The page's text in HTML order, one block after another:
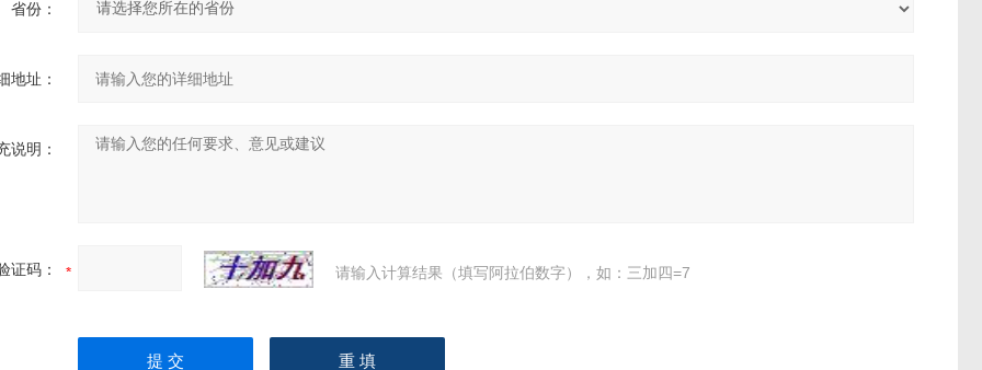
省份：
地址：
说明：
证码： 请输入计算结果（填写阿拉伯数字），如：三加四=7